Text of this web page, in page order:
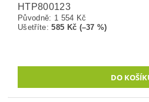
HTP800123
Původně: 1 554 Kč
Ušetříte:585 Kč (–37 %)